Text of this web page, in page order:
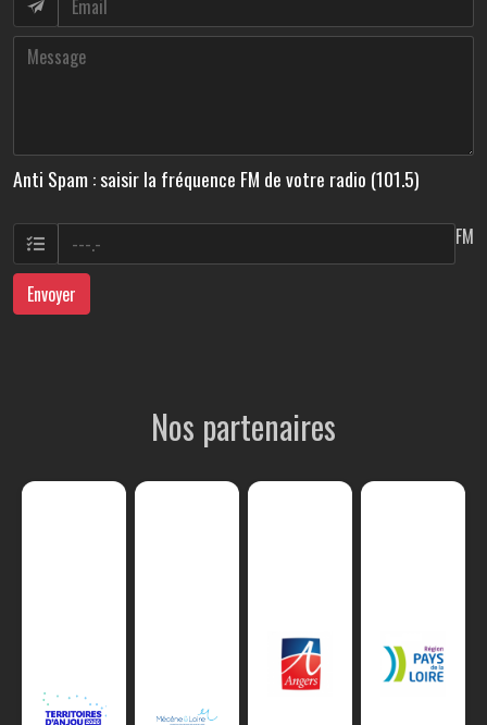
Anti Spam : saisir la fréquence FM de votre radio (101.5)
FM
Envoyer
Nos partenaires